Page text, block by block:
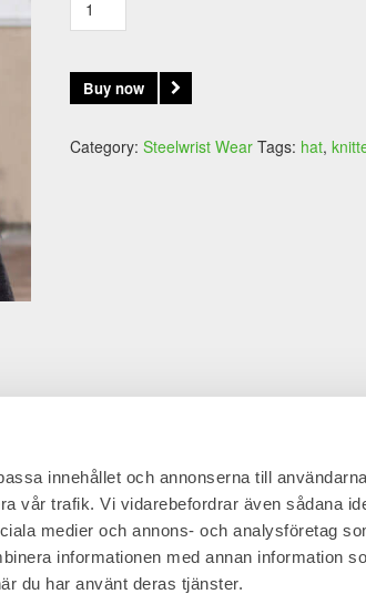
innehållet och annonserna till
vår trafik. Vi vidarebefordrar även sådana
medier och annons- och analysföretag
informationen med annan information
du har använt deras tjänster.
HAT
Buy now
Category: Steelwrist Wear Tags: hat,
Winter
Steelwrist Light down
Bodywarmer, Men
This
product